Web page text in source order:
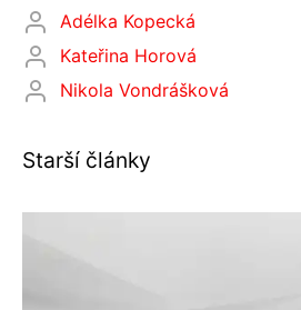
Adélka Kopecká
Kateřina Horová
Nikola Vondrášková
Starší články